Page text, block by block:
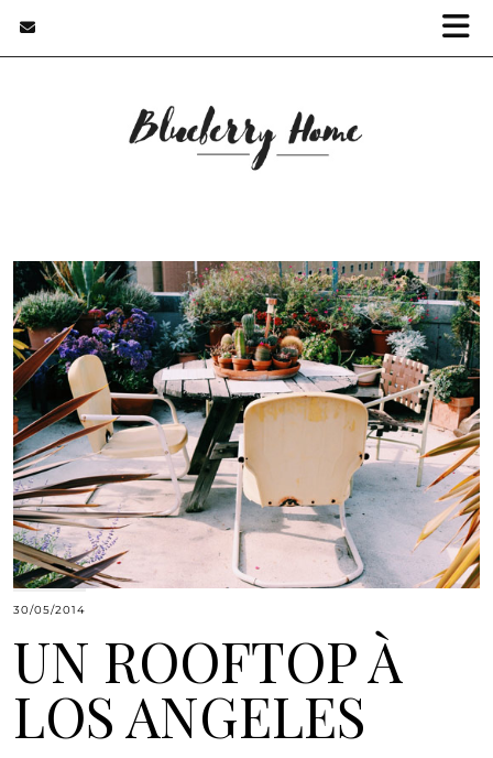
30/05/2014
UN ROOFTOP À
LOS ANGELES